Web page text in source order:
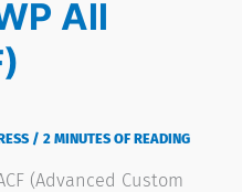
All
/ 2 MINUTES OF READING
(Advanced Custom